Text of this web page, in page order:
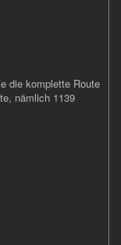
die komplette Route
nämlich 1139